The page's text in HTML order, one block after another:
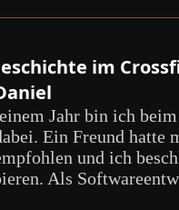
im
Jahr bin ich beim
Ein Freund hatte
und ich
Als